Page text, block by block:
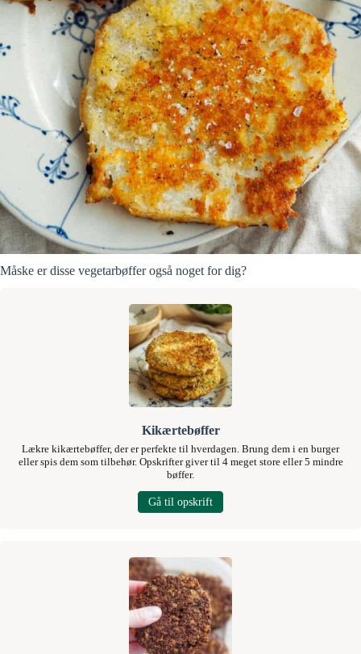
Måske er disse vegetarbøffer også noget for dig?
Kikærtebøffer
Lækre kikærtebøffer, der er perfekte til hverdagen. Brung dem i en burger
eller spis dem som tilbehør. Opskrifter giver til 4 meget store eller 5 mindre
bøffer.
Gå til opskrift